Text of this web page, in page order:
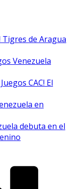
Tigres de Aragua
Venezuela
CAC! El
en
debuta en el